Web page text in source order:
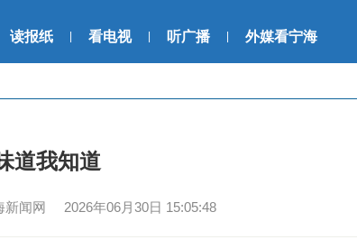
读报纸 看电视 听广播 外媒看宁海
道我知道
网 2026年06月30日 15:05:48